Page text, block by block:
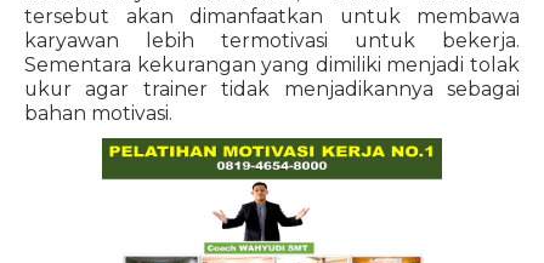
tersebut akan dimanfaatkan untuk membawa
karyawan lebih termotivasi untuk bekerja.
Sementara kekurangan yang dimiliki menjadi tolak
ukur agar trainer tidak menjadikannya sebagai
bahan motivasi.